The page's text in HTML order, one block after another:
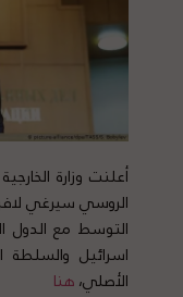
أعلنت وزارة
الروسي سيرغي
التوسط مع الدول
اسرائيل والسلطة
الأصلي،هنا